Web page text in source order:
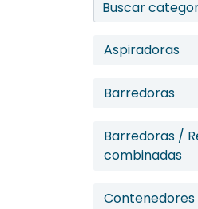
Aspiradoras
Barredoras
Barredoras /
combinadas